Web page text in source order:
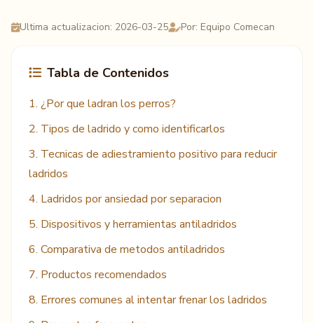
Ultima actualizacion: 2026-03-25 Por: Equipo Comecan
Tabla de Contenidos
1. ¿Por que ladran los perros?
2. Tipos de ladrido y como identificarlos
3. Tecnicas de adiestramiento positivo para reducir
ladridos
4. Ladridos por ansiedad por separacion
5. Dispositivos y herramientas antiladridos
6. Comparativa de metodos antiladridos
7. Productos recomendados
8. Errores comunes al intentar frenar los ladridos